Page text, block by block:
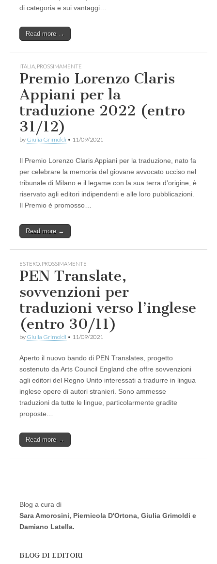
di categoria e sui vantaggi…
Read more →
ITALIA PROSSIMAMENTE
Premio Lorenzo Claris
Appiani per la
traduzione 2022 (entro
31/12)
by Giulia Grimoldi • 11/09/2021
Il Premio Lorenzo Claris Appiani per la traduzione, nato fa
per celebrare la memoria del giovane avvocato ucciso nel
tribunale di Milano e il legame con la sua terra d’origine, è
riservato agli editori indipendenti e alle loro pubblicazioni.
Il Premio è promosso…
Read more →
ESTERO PROSSIMAMENTE
PEN Translate,
sovvenzioni per
traduzioni verso l’inglese
(entro 30/11)
by Giulia Grimoldi • 11/09/2021
Aperto il nuovo bando di PEN Translates, progetto
sostenuto da Arts Council England che offre sovvenzioni
agli editori del Regno Unito interessati a tradurre in lingua
inglese opere di autori stranieri. Sono ammesse
traduzioni da tutte le lingue, particolarmente gradite
proposte…
Read more →
Blog a cura di
Sara Amorosini, Piernicola D'Ortona, Giulia Grimoldi e
Damiano Latella.
BLOG DI EDITORI